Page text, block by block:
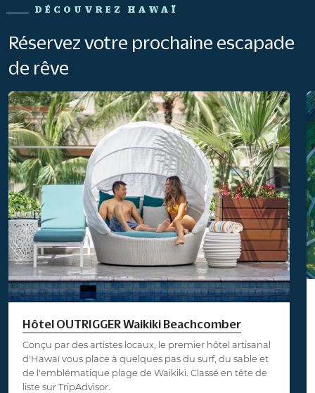
DÉCOUVREZ HAWAÏ
Réservez votre prochaine escapade
de rêve
Hôtel OUTRIGGER Waikiki Beachcomber
Conçu par des artistes locaux, le premier hôtel artisanal
d'Hawaï vous place à quelques pas du surf, du sable et
de l'emblématique plage de Waikiki. Classé en tête de
liste sur TripAdvisor.